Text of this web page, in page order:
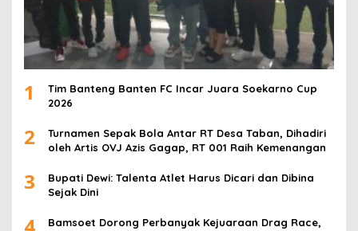
1
Tim Banteng Banten FC Incar Juara Soekarno Cup
2026
2
Turnamen Sepak Bola Antar RT Desa Taban, Dihadiri
oleh Artis OVJ Azis Gagap, RT 001 Raih Kemenangan
3
Bupati Dewi: Talenta Atlet Harus Dicari dan Dibina
Sejak Dini
Bamsoet Dorong Perbanyak Kejuaraan Drag Race,